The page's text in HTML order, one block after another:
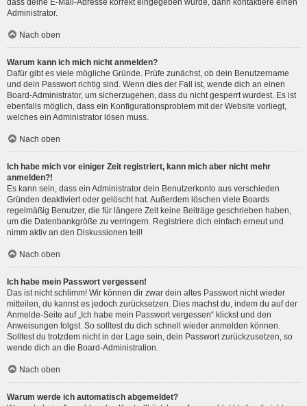
dass deine E-Mail-Adresse korrekt eingegeben wurde, dann kontaktiere einen
Administrator.
Nach oben
Warum kann ich mich nicht anmelden?
Dafür gibt es viele mögliche Gründe. Prüfe zunächst, ob dein Benutzername
und dein Passwort richtig sind. Wenn dies der Fall ist, wende dich an einen
Board-Administrator, um sicherzugehen, dass du nicht gesperrt wurdest. Es ist
ebenfalls möglich, dass ein Konfigurationsproblem mit der Website vorliegt,
welches ein Administrator lösen muss.
Nach oben
Ich habe mich vor einiger Zeit registriert, kann mich aber nicht mehr
anmelden?!
Es kann sein, dass ein Administrator dein Benutzerkonto aus verschieden
Gründen deaktiviert oder gelöscht hat. Außerdem löschen viele Boards
regelmäßig Benutzer, die für längere Zeit keine Beiträge geschrieben haben,
um die Datenbankgröße zu verringern. Registriere dich einfach erneut und
nimm aktiv an den Diskussionen teil!
Nach oben
Ich habe mein Passwort vergessen!
Das ist nicht schlimm! Wir können dir zwar dein altes Passwort nicht wieder
mitteilen, du kannst es jedoch zurücksetzen. Dies machst du, indem du auf der
Anmelde-Seite auf „Ich habe mein Passwort vergessen“ klickst und den
Anweisungen folgst. So solltest du dich schnell wieder anmelden können.
Solltest du trotzdem nicht in der Lage sein, dein Passwort zurückzusetzen, so
wende dich an die Board-Administration.
Nach oben
Warum werde ich automatisch abgemeldet?